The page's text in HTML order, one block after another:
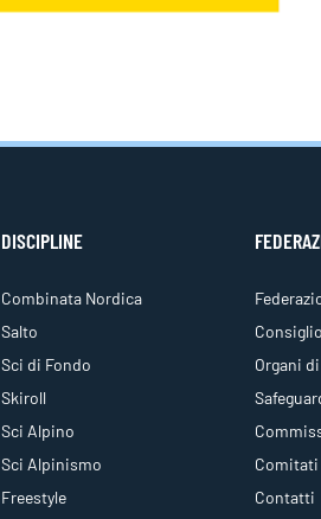
DISCIPLINE
Combinata Nordica
Salto
Sci di Fondo
Skiroll
Sci Alpino
Sci Alpinismo
Freestyle
Organi
Comitati
Contatti